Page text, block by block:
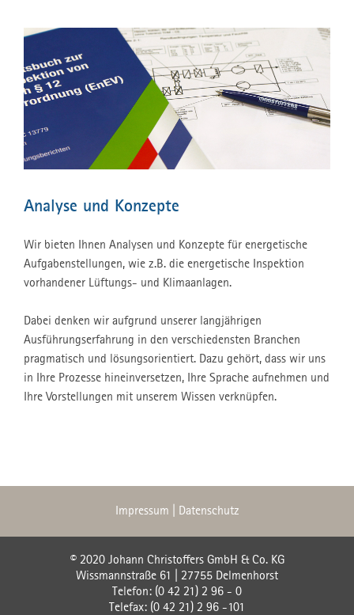
Analyse und Konzepte
Wir bieten Ihnen Analysen und Konzepte für energetische
Aufgabenstellungen, wie z.B. die energetische Inspektion
vorhandener Lüftungs- und Klimaanlagen.
Dabei denken wir aufgrund unserer langjährigen
Ausführungserfahrung in den verschiedensten Branchen
pragmatisch und lösungsorientiert. Dazu gehört, dass wir uns
in Ihre Prozesse hineinversetzen, Ihre Sprache aufnehmen und
Ihre Vorstellungen mit unserem Wissen verknüpfen.
Impressum Datenschutz
© 2020 Johann Christoffers GmbH & Co. KG
Wissmannstraße 61 | 27755 Delmenhorst
Telefon: (0 42 21) 2 96 - 0
Telefax: (0 42 21) 2 96 -101